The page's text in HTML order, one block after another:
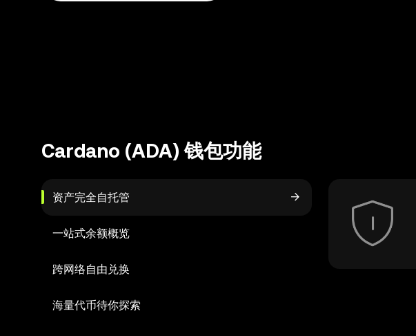
Cardano (ADA) 钱包功能
资产完全自托管
一站式余额概览
跨网络自由兑换
海量代币待你探索